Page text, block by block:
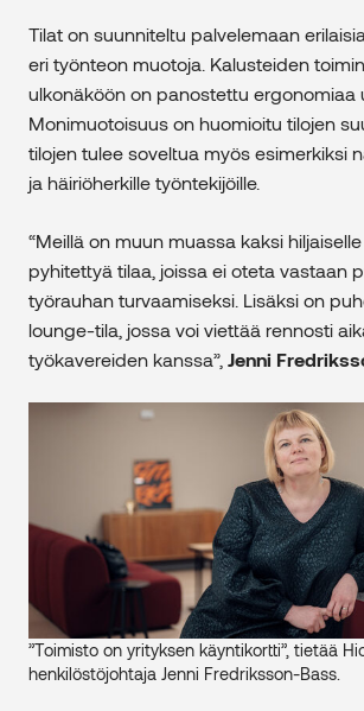
Tilat on suunniteltu palvelemaan
eri työnteon muotoja. Kalusteiden
ulkonäköön on panostettu ergonomiaa
Monimuotoisuus on huomioitu tilojen
tilojen tulee soveltua myös esimerkiksi
ja häiriöherkille työntekijöille.
“Meillä on muun muassa kaksi
pyhitettyä tilaa, joissa ei oteta vastaan
työrauhan turvaamiseksi. Lisäksi on
lounge-tila, jossa voi viettää rennosti
työkavereiden kanssa”, Jenni
”Toimisto on yrityksen käyntikortti”, tietää
henkilöstöjohtaja Jenni Fredriksson-Bass.